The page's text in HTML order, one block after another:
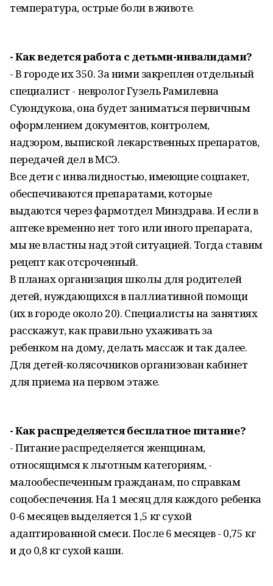
температура, о­стрые боли в животе.
- Как ведется работа с детьми-инвалидами?
- В городе их 350. За ними закреплен отдельный
специалист - невролог Гузель Рамилевна
Суюндукова, она будет заниматься первичным
оформлением документов, контролем,
надзором, выпиской лекарственных препаратов,
передачей дел в МСЭ.
Все дети с инвалидностью, имеющие соцпакет,
обеспечиваются препаратами, которые
выдаются через фармотдел Минздрава. И если в
аптеке временно нет того или иного препарата,
мы не властны над этой ситуацией. Тогда ставим
рецепт как отсроченный.
В планах организация школы для родителей
детей, нуждающихся в паллиативной помощи
(их в городе около 20). Специалисты на занятиях
расскажут, как правильно ухаживать за
ребенком на дому, делать массаж и так далее.
Для детей-колясочников организован кабинет
для приема на первом этаже.
- Как распределяется бесплатное питание?
- Питание распределяется женщинам,
относящимся к льготным категориям, -
малообеспеченным гражданам, по справкам
соцобеспечения. На 1 месяц для каждого ребенка
0-6 месяцев выделяется 1,5 кг сухой
адаптированной смеси. После 6 месяцев - 0,75 кг
и до 0,8 кг сухой каши.